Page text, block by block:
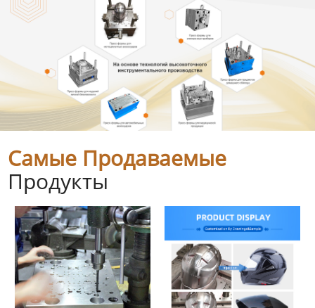
Самые Продаваемые
Продукты